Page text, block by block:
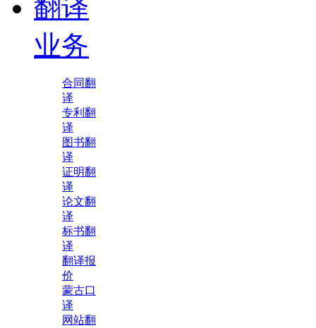
翻译
业务
合同翻
译
专利翻
译
图书翻
译
证明翻
译
论文翻
译
标书翻
译
翻译报
价
蒙古口
译
网站翻